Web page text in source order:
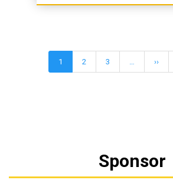
Pagination
Current
page
1 Page
2 Page
3
Next
page
››
Sponsor